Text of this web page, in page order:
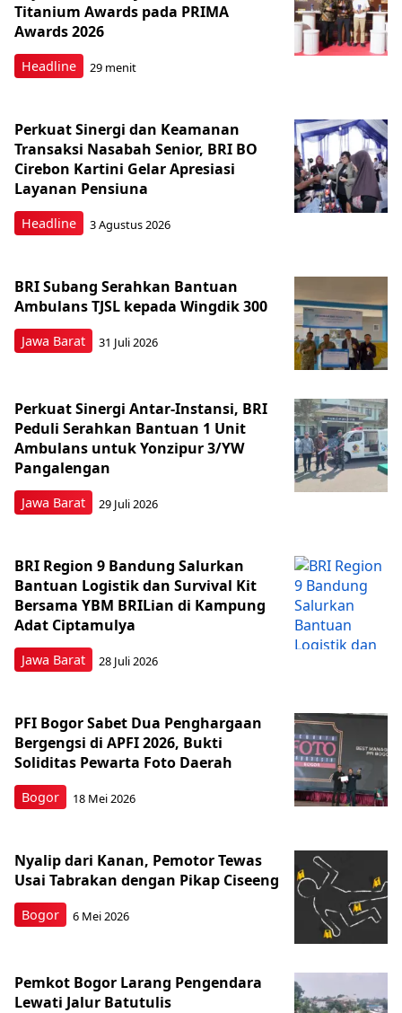
Headline
Titanium Awards pada PRIMA
Awards 2026
29 menit
Headline
Perkuat Sinergi dan Keamanan
Transaksi Nasabah Senior, BRI BO
Cirebon Kartini Gelar Apresiasi
Layanan Pensiuna
3 Agustus 2026
Jawa Barat
BRI Subang Serahkan Bantuan
Ambulans TJSL kepada Wingdik 300
31 Juli 2026
Jawa Barat
Perkuat Sinergi Antar-Instansi, BRI
Peduli Serahkan Bantuan 1 Unit
Ambulans untuk Yonzipur 3/YW
Pangalengan
29 Juli 2026
Jawa Barat
BRI Region 9 Bandung Salurkan
Bantuan Logistik dan Survival Kit
Bersama YBM BRILian di Kampung
Adat Ciptamulya
28 Juli 2026
Bogor
PFI Bogor Sabet Dua Penghargaan
Bergengsi di APFI 2026, Bukti
Soliditas Pewarta Foto Daerah
18 Mei 2026
Bogor
Nyalip dari Kanan, Pemotor Tewas
Usai Tabrakan dengan Pikap Ciseeng
6 Mei 2026
Pemkot Bogor Larang Pengendara
Lewati Jalur Batutulis